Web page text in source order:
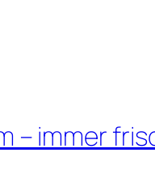
– immer